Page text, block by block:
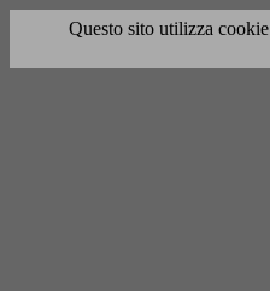
Questo sito utilizza